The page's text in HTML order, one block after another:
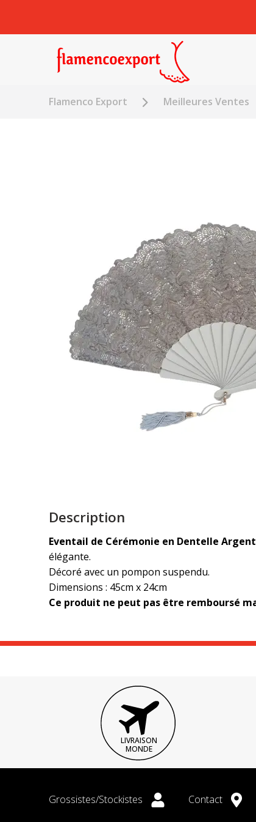
Flamenco Export Meilleures Ventes
Description
Eventail de Cérémonie en Dentelle
élégante.
Décoré avec un pompon suspendu.
Dimensions : 45cm x 24cm
Ce produit ne peut pas être remboursé
LIVRAISON
MONDE
Grossistes/Stockistes Contact